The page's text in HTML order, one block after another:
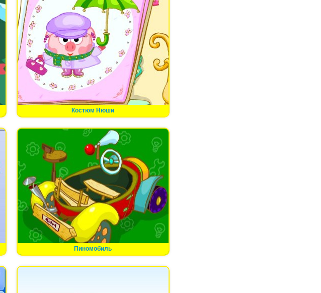
Костюм Нюши
Пиномобиль